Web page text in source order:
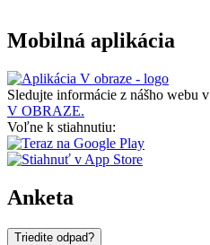
Mobilná aplikácia
Sledujte informácie z nášho webu v
V OBRAZE.
Voľne k stiahnutiu:
Anketa
Triedite odpad?